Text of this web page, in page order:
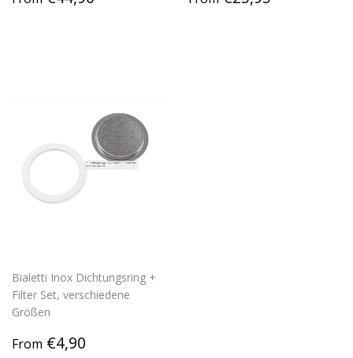
Bialetti Inox Dichtungsring +
Filter Set, verschiedene
Größen
Regular
From €4,90